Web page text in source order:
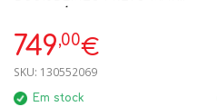
749,00€
SKU: 130552069
Em stock